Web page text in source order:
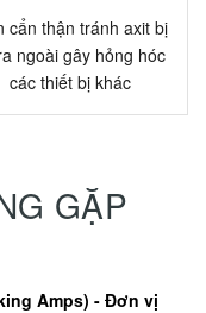
cẩn thận tránh axit bị
ngoài gây hỏng hóc
các thiết bị khác
GẶP
Amps) - Đơn vị